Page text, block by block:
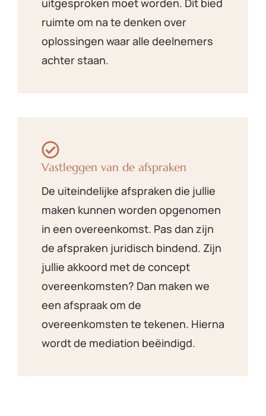
uitgesproken moet worden. Dit bied
ruimte om na te denken over
oplossingen waar alle deelnemers
achter staan.
Vastleggen van de afspraken
De uiteindelijke afspraken die jullie
maken kunnen worden opgenomen
in een overeenkomst. Pas dan zijn
de afspraken juridisch bindend. Zijn
jullie akkoord met de concept
overeenkomsten? Dan maken we
een afspraak om de
overeenkomsten te tekenen. Hierna
wordt de mediation beëindigd.